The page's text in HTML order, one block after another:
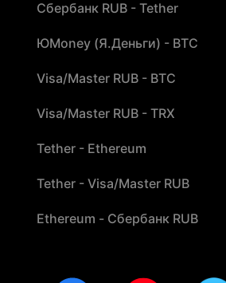
Сбербанк RUB - Tether
ЮMoney (Я.Деньги) - BTC
Visa/Master RUB - BTC
Visa/Master RUB - TRX
Tether - Ethereum
Tether - Visa/Master RUB
Ethereum - Сбербанк RUB